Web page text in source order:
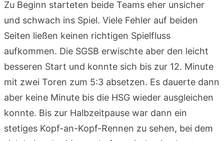
Zu Beginn starteten beide Teams eher unsicher
und schwach ins Spiel. Viele Fehler auf beiden
Seiten ließen keinen richtigen Spielfluss
aufkommen. Die SGSB erwischte aber den leicht
besseren Start und konnte sich bis zur 12. Minute
mit zwei Toren zum 5:3 absetzen. Es dauerte dann
aber keine Minute bis die HSG wieder ausgleichen
konnte. Bis zur Halbzeitpause war dann ein
stetiges Kopf-an-Kopf-Rennen zu sehen, bei dem